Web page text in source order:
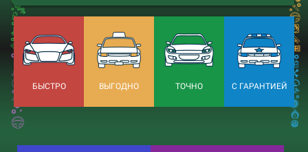
БЫСТРО ВЫГОДНО ТОЧНО С ГАРАНТИЕЙ